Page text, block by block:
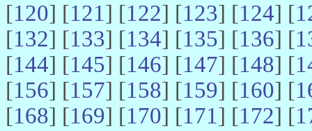
[120] [121] [122] [123] [124] [
[132] [133] [134] [135] [136] [
[144] [145] [146] [147] [148] [
[156] [157] [158] [159] [160] [
[168] [169] [170] [171] [172] [